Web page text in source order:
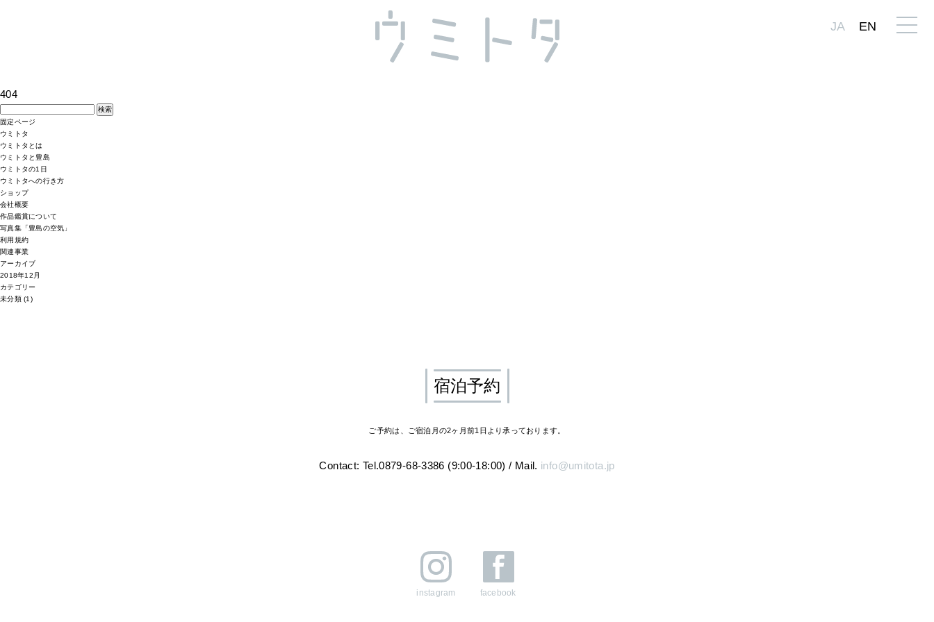
EN
JA
404
索:
固定ページ
ウミトタ
ウミトタとは
ウミトタと豊島
ウミトタの1日
ウミトタへの行き方
ショップ
会社概要
作品鑑賞について
写真集「豊島の空気」
利用規約
関連事業
アーカイブ
2018年12月
カテゴリー
未分類(1)
宿泊予約
ご予約は、ご宿泊月の2ヶ月前1日より承っております。
Contact: Tel.0879-68-3386 (9:00-18:00) / Mail. info@umitota.jp
instagram facebook